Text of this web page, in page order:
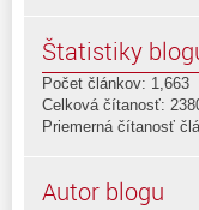
Štatistiky
Počet článkov: 1,663
Celková čítanosť:
Priemerná čítanosť
Autor blogu